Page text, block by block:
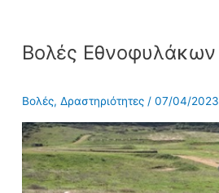
Βολές Εθνοφυλάκων
Βολές,Δραστηριότητες /07/04/2023
Εθνοφυλάκων